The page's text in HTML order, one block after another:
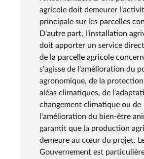
agricole doit demeurer
principale sur les parcelles
D'autre part, l'installation
doit apporter un service
de la parcelle agricole
s'agisse de l'amélioration du
agronomique, de la
aléas climatiques, de
changement climatique ou de
l'amélioration du bien-être
garantit que la production
demeure au cœur du projet.
Gouvernement est